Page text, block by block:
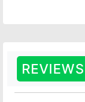
REVIEWS